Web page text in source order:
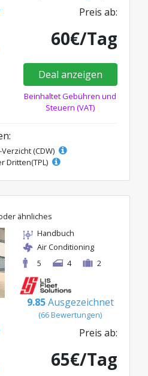
Preis ab:
60€/Tag
Deal anzeigen
Beinhaltet Gebühren und
Steuern (VAT)
(CDW)
Dritten(TPL)
ähnliches
Handbuch
Air Conditioning
5
4 2
9.85 Ausgezeichnet
(66 Bewertungen)
Preis ab:
65€/Tag